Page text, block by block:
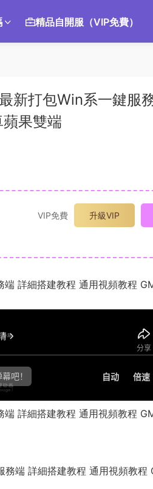
精品自開服（VIP免費）
新打包Win系一鍵服
果雙端
VIP免費 升級VIP
詳細搭建教程 通用視頻教程
詳細搭建教程 通用視頻教程